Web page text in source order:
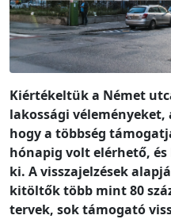
Kiértékeltük a Német
lakossági
hogy a többség
hónapig volt elérhető,
ki. A visszajelzések
kitöltők több mint 80
tervek, sok támogató